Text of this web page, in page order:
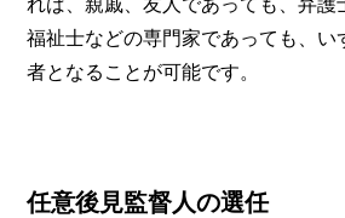
福祉士などの専門家であっても、い
者となることが可能です。
任意後見監督人の選任